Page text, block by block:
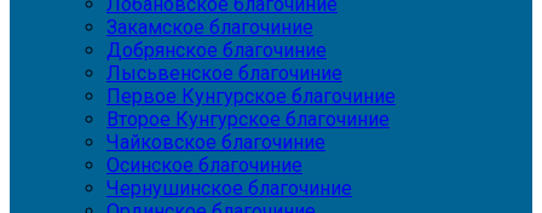
Закамское благочиние
Добрянское благочиние
Лысьвенское благочиние
Первое Кунгурское благочиние
Второе Кунгурское благочиние
Чайковское благочиние
Осинское благочиние
Чернушинское благочиние